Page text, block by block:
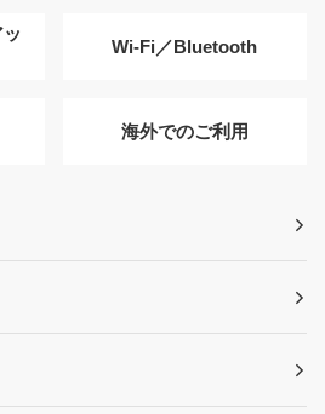
Wi-Fi／Bluetooth
海外でのご利用